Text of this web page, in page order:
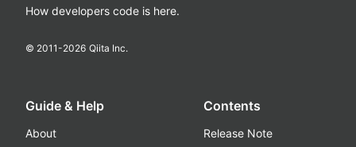
How developers code is here.
© 2011-2026 Qiita Inc.
Guide & Help
About
Contents
Release Note